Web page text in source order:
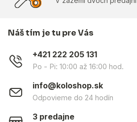
Náš tím je tu pre Vás
+421 222 205 131
Po - Pi: 10:00 až 16:00 hod.
info@koloshop.sk
Odpovieme do 24 hodín
3 predajne